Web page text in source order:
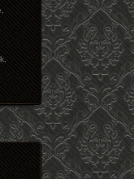
,
,